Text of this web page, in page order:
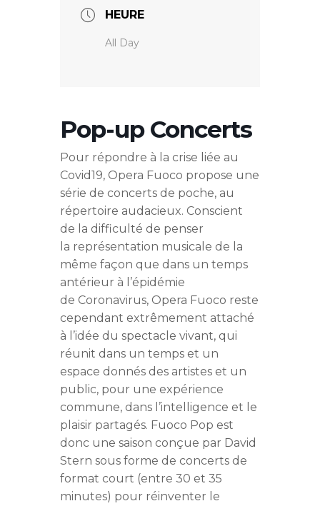
HEURE
All Day
Pop-up Concerts
Pour répondre à la crise liée au
Covid19, Opera Fuoco propose une
série de concerts de poche, au
répertoire audacieux. Conscient
de la difficulté de penser
la représentation musicale de la
même façon que dans un temps
antérieur à l’épidémie
de Coronavirus, Opera Fuoco reste
cependant extrêmement attaché
à l’idée du spectacle vivant, qui
réunit dans un temps et un
espace donnés des artistes et un
public, pour une expérience
commune, dans l’intelligence et le
plaisir partagés. Fuoco Pop est
donc une saison conçue par David
Stern sous forme de concerts de
format court (entre 30 et 35
minutes) pour réinventer le